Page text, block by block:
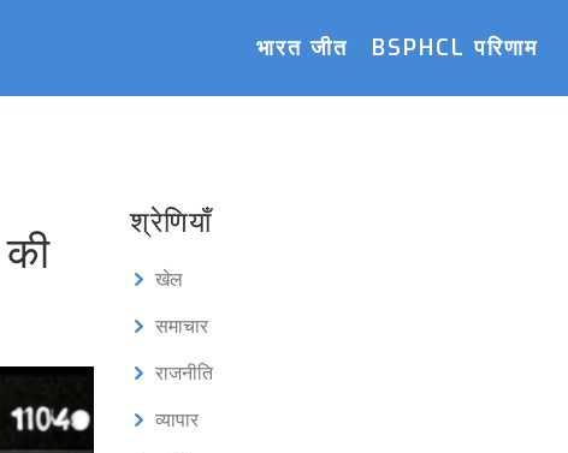
भारत जीत BSPHCL परिणाम
श्रेणियाँ
खेल
समाचार
राजनीति
व्यापार